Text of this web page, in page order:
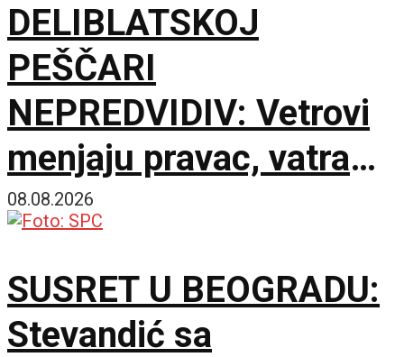
DELIBLATSKOJ
PEŠČARI
NEPREDVIDIV: Vetrovi
menjaju pravac, vatra
zahvatila oko 1.500
08.08.2026
SUSRET U BEOGRADU:
Stevandić sa